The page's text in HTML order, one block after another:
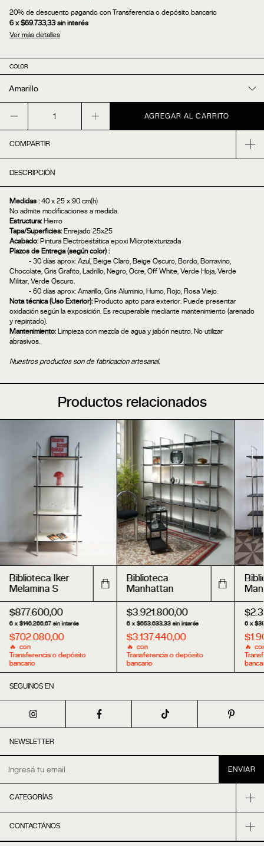
20% de descuento pagando con Transferencia o depósito bancario
6 x$69.733,33 sin interés
Ver más detalles
COLOR
COMPARTIR
DESCRIPCIÓN
Medidas :40 x 25 x 90 cm(h)
No admite modificaciones a medida.
Estructura:Hierro
Tapa/Superficies:Enrejado 25x25
Acabado:Pintura Electroestática epoxi Microtexturizada
Plazos de Entrega(según color) :
- 30 días aprox: Azul, Beige Claro, Beige Oscuro, Bordo, Borravino,
Chocolate, Gris Grafito, Ladrillo, Negro, Ocre, Off White, Verde Hoja, Verde
Militar, Verde Oscuro.
- 60 días aprox: Amarillo, Gris Aluminio, Humo, Rojo, Rosa Viejo.
Nota técnica (Uso Exterior):Producto apto para exterior. Puede presentar
oxidación según la exposición. Es recuperable mediante mantenimiento (arenado
y repintado).
Mantenimiento:Limpieza con mezcla de agua y jabón neutro. No utilizar
abrasivos.
Nuestros productos son de fabricacion artesanal.
Productos relacionados
Biblioteca Iker
Melamina S
$877.600,00
6 x$146.266,67 sin interés
$702.080,00
con
Transferencia o depósito
bancario
Biblioteca
Manhattan
$3.921.800,00
6 x$653.633,33 sin interés
$3.137.440,00
con
Transferencia o depósito
bancario
6 x
SEGUINOS EN
NEWSLETTER
CATEGORÍAS
CONTACTÁNOS